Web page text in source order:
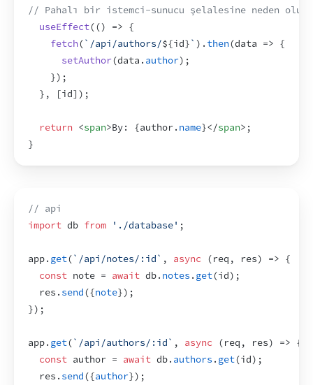
// Pahalı bir istemci-sunucu şelalesine neden olur.
useEffect(() => {
fetch(`/api/authors/${id}` ) . then(data => {
setAuthor(data . author) ;
}) ;
} , [id] ) ;
return <span>By: {author. name}</span> ;
}
// api
import db from './database' ;
app. get(`/api/notes/:id` , async (req , res) => {
const note = await db. notes . get(id) ;
res . send({note}) ;
}) ;
app. get(`/api/authors/:id` , async (req , res) => {
const author = await db. authors . get(id) ;
res . send({author}) ;